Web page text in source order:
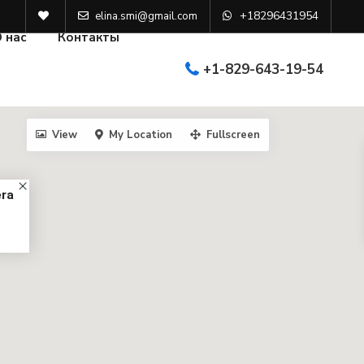
elina.smi@gmail.com +18296431954
+1-829-643-19-54
нас Контакты
View My Location Fullscreen